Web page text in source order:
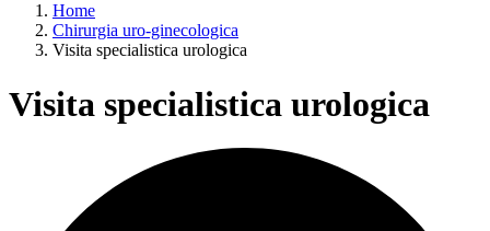
Home
Chirurgia uro-ginecologica
Visita specialistica urologica
Visita specialistica urologica